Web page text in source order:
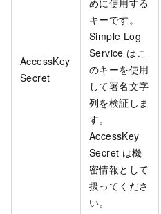
AccessKey
Secret
めに使用する
キーです。
Simple Log
Service はこ
のキーを使用
して署名文字
列を検証しま
す。
AccessKey
Secret は機
密情報として
扱ってくださ
い。